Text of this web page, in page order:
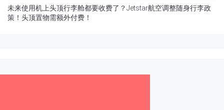
未来使用机上头顶行李舱都要收费了？Jetstar航空调整随身行李政
策！头顶置物需额外付费！